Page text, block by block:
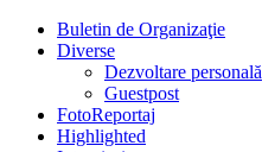
Buletin de Organizaţie
Diverse
Dezvoltare personală
Guestpost
FotoReportaj
Highlighted